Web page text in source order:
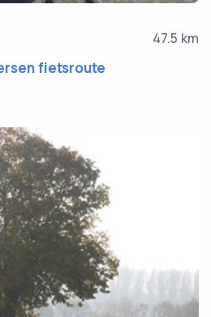
47.5 km
fietsroute